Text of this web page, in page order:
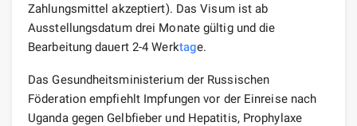
Zahlungsmittel akzeptiert). Das Visum ist ab
Ausstellungsdatum drei Monate gültig und die
Bearbeitung dauert 2-4 Werktage.
Das Gesundheitsministerium der Russischen
Föderation empfiehlt Impfungen vor der Einreise nach
Uganda gegen Gelbfieber und Hepatitis, Prophylaxe